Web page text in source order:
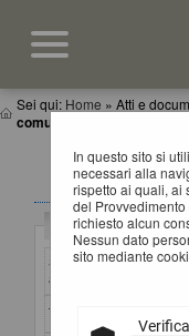
Sei qui: Home » Atti e
comunicazioni e atti di
In questo sito si
necessari alla
rispetto ai quali, ai
del
richiesto alcun
Nessun dato
sito mediante
AVVISI,
GENERALE
Criteri di ricerca
Stazione
appaltante :
Titolo :